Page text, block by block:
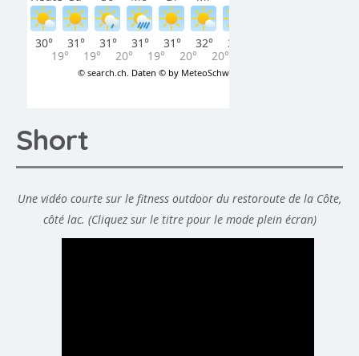
Short
Une vidéo courte sur le fitness outdoor du restoroute de la Côte,
côté lac. (Cliquez sur le titre pour le mode plein écran)